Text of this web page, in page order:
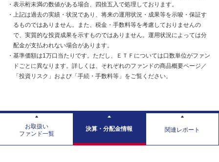
・表示桁未満の数値がある場合、四捨五入で処理しております。
・上記は過去の実績・状況であり、将来の運用状況・成果等を示唆・保証す
るものではありません。また、税金・手数料等を考慮しておりませんの
で、実質的な投資成果を示すものではありません。運用状況によっては分
配金が支払われない場合があります。
・基準価額は1万口当たりです。ただし、ＥＴＦについては口数単位がファン
ドごとに異なります。詳しくは、それぞれのファンドの商品概要ページ／
「投資リスク」および「手続・手数料等」をご覧ください。
お取扱い
ファンド一覧
決算・分配金情報 関連レポート